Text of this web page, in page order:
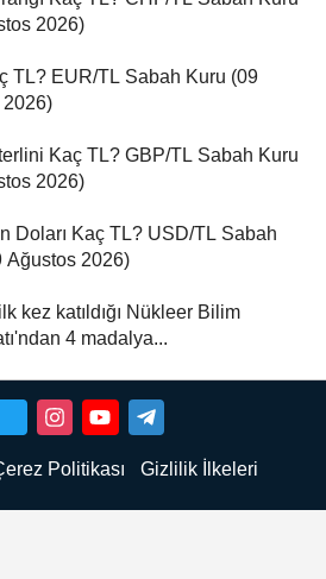
2026)
TL? EUR/TL Sabah Kuru (09
Kaç TL? GBP/TL Sabah Kuru
2026)
Doları Kaç TL? USD/TL Sabah
Ağustos 2026)
kez katıldığı Nükleer Bilim
4 madalya...
Politikası Gizlilik İlkeleri